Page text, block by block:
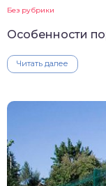
Без рубрики
Особенности
Читать далее